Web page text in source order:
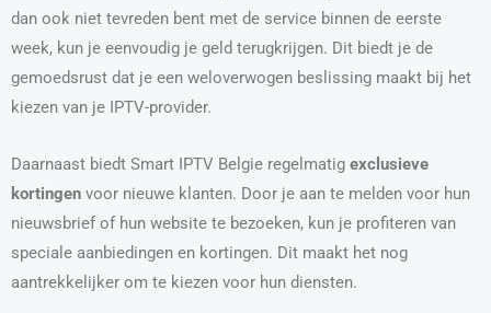
dan ook niet tevreden bent met de service binnen de eerste
week, kun je eenvoudig je geld terugkrijgen. Dit biedt je de
gemoedsrust dat je een weloverwogen beslissing maakt bij het
kiezen van je IPTV-provider.
Daarnaast biedt Smart IPTV Belgie regelmatig exclusieve
kortingen voor nieuwe klanten. Door je aan te melden voor hun
nieuwsbrief of hun website te bezoeken, kun je profiteren van
speciale aanbiedingen en kortingen. Dit maakt het nog
aantrekkelijker om te kiezen voor hun diensten.